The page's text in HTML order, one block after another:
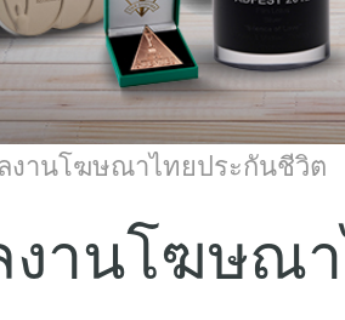
งานโฆษณาไทยประกันชีวิต
งานโฆษณ